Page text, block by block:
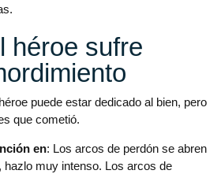
héroe sufre
puede estar dedicado al bien, pero
que cometió.
en: Los arcos de perdón se abren
hazlo muy intenso. Los arcos de